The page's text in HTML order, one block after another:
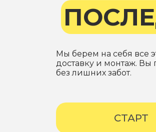
Мы берем на себя все
доставку и монтаж. Вы
без лишних забот.
СТАРТ